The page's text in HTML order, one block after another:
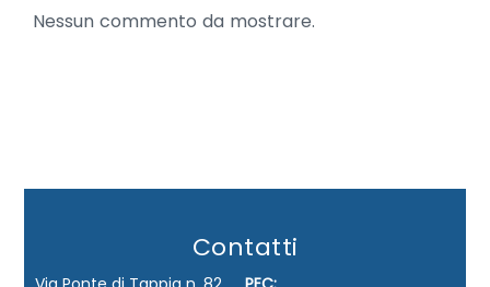
Nessun commento da mostrare.
Contatti